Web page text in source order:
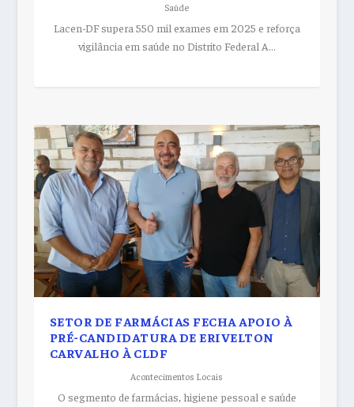
Saúde
Lacen-DF supera 550 mil exames em 2025 e reforça
vigilância em saúde no Distrito Federal A...
SETOR DE FARMÁCIAS FECHA APOIO À
PRÉ-CANDIDATURA DE ERIVELTON
CARVALHO À CLDF
Acontecimentos Locais
O segmento de farmácias, higiene pessoal e saúde